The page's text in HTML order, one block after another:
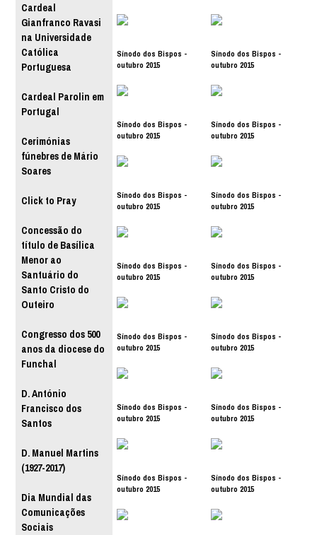
Cardeal
Gianfranco Ravasi
na Universidade
Católica
Portuguesa
Cardeal Parolin em
Portugal
Cerimónias
fúnebres de Mário
Soares
Click to Pray
Concessão do
título de Basílica
Menor ao
Santuário do
Santo Cristo do
Outeiro
Congresso dos 500
anos da diocese do
Funchal
D. António
Francisco dos
Santos
D. Manuel Martins
(1927-2017)
Dia Mundial das
Comunicações
Sociais
Sínodo dos Bispos -
outubro 2015
Sínodo dos Bispos -
outubro 2015
Sínodo dos Bispos -
outubro 2015
Sínodo dos Bispos -
outubro 2015
Sínodo dos Bispos -
outubro 2015
Sínodo dos Bispos -
outubro 2015
Sínodo dos Bispos -
outubro 2015
Sínodo dos Bispos -
outubro 2015
Sínodo dos Bispos -
outubro 2015
Sínodo dos Bispos -
outubro 2015
Sínodo dos Bispos -
outubro 2015
Sínodo dos Bispos -
outubro 2015
Sínodo dos Bispos -
outubro 2015
Sínodo dos Bispos -
outubro 2015